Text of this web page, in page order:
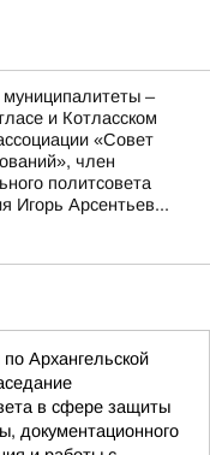
–
и Котласском
«Совет
член
политсовета
Игорь Арсентьев...
Архангельской
в сфере защиты
документационного